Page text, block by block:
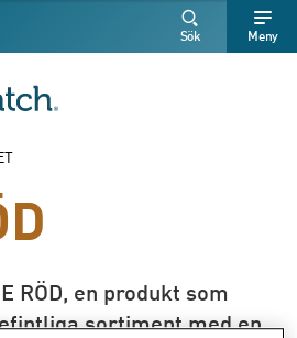
SÖK
Meny
Sök
RÖD, en produkt som
sortiment med en